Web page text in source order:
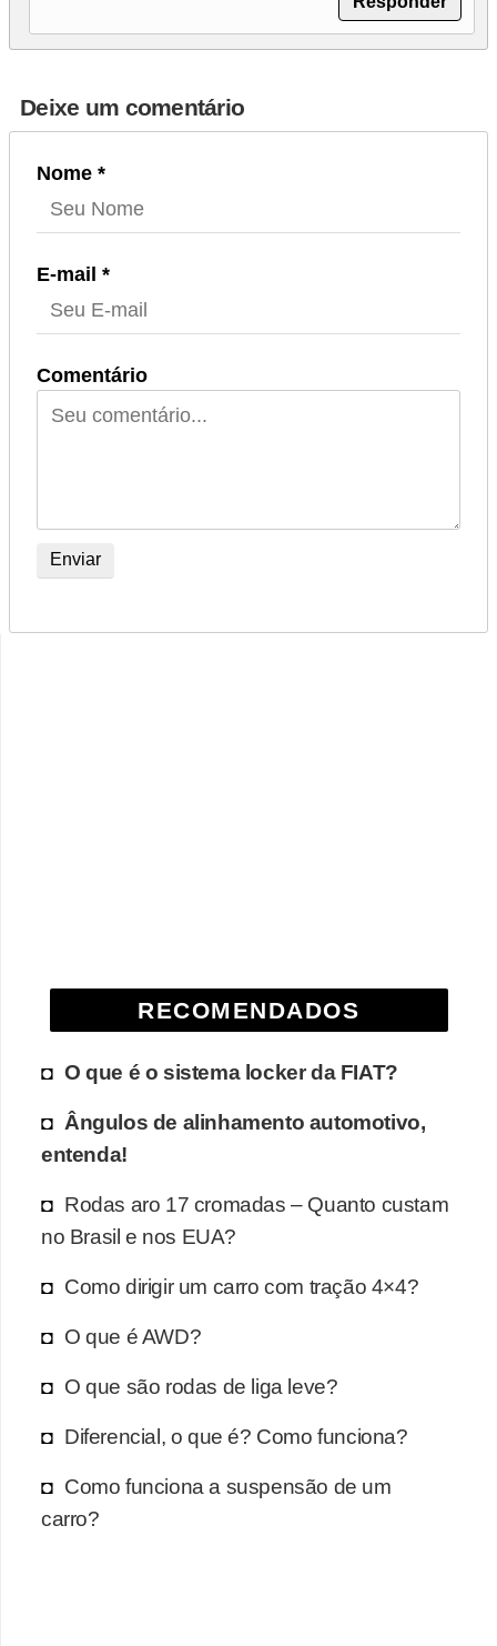
Deixe um comentário
Nome *
E-mail *
Comentário
RECOMENDADOS
O que é o sistema locker da FIAT?
Ângulos de alinhamento automotivo,
entenda!
Rodas aro 17 cromadas – Quanto custam
no Brasil e nos EUA?
Como dirigir um carro com tração 4×4?
O que é AWD?
O que são rodas de liga leve?
Diferencial, o que é? Como funciona?
Como funciona a suspensão de um
carro?